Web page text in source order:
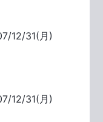
12/31(月)
12/31(月)